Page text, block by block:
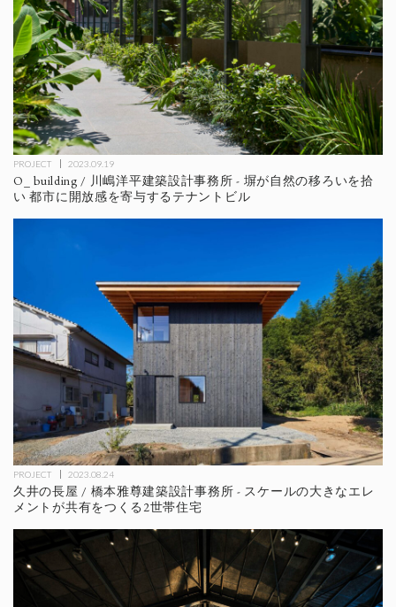
PROJECT 2023.09.19
O_ building / 川嶋洋平建築設計事務所 - 塀が自然の移ろいを拾
い 都市に開放感を寄与するテナントビル
PROJECT 2023.08.24
久井の長屋 / 橋本雅尊建築設計事務所 - スケールの大きなエレ
メントが共有をつくる2世帯住宅